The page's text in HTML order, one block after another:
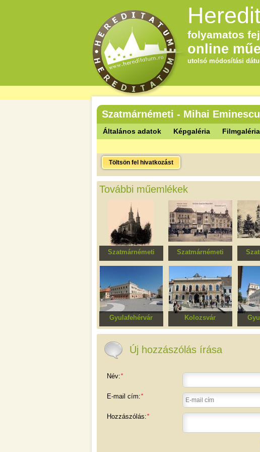
folyamatos
online
utolsó módosítási
Szatmárnémeti - Mihai
Általános adatok Képgaléria Filmgaléria
Töltsön fel hivatkozást
További műemlékek
Szatmárnémeti
Kálvária templom
Szatmárnémeti
Fehér-ház
Gyulafehérvár
Egyesülés Múzeum,
Kolozsvár
Régi tanácsház
Új hozzászólás írása
Név:*
E-mail cím:*
Hozzászólás:*